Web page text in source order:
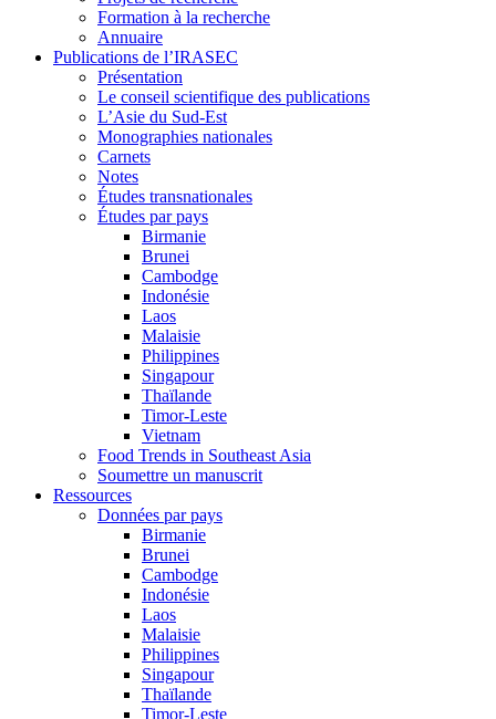
Formation à la recherche
Annuaire
Publications de l’IRASEC
Présentation
Le conseil scientifique des publications
L’Asie du Sud-Est
Monographies nationales
Carnets
Notes
Études transnationales
Études par pays
Birmanie
Brunei
Cambodge
Indonésie
Laos
Malaisie
Philippines
Singapour
Thaïlande
Timor-Leste
Vietnam
Food Trends in Southeast Asia
Soumettre un manuscrit
Ressources
Données par pays
Birmanie
Brunei
Cambodge
Indonésie
Laos
Malaisie
Philippines
Singapour
Thaïlande
Timor-Leste